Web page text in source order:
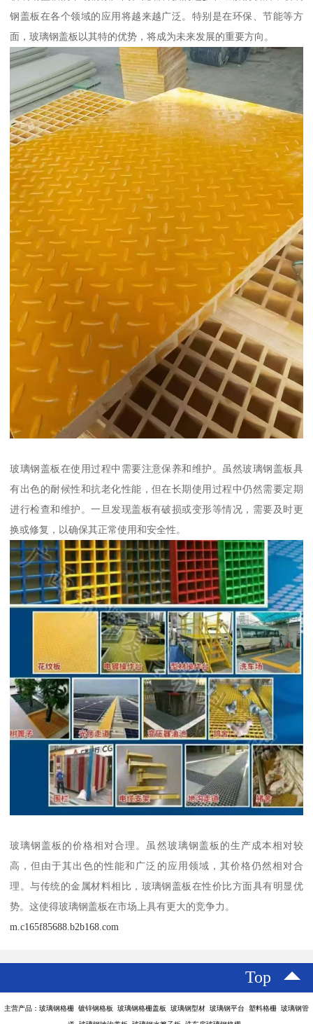
钢盖板在各个领域的应用将越来越广泛。特别是在环保、节能等方
面，玻璃钢盖板以其特的优势，将成为未来发展的重要方向。
玻璃钢盖板在使用过程中需要注意保养和维护。虽然玻璃钢盖板具
有出色的耐候性和抗老化性能，但在长期使用过程中仍然需要定期
进行检查和维护。一旦发现盖板有破损或变形等情况，需要及时更
换或修复，以确保其正常使用和安全性。
玻璃钢盖板的价格相对合理。虽然玻璃钢盖板的生产成本相对较
高，但由于其出色的性能和广泛的应用领域，其价格仍然相对合
理。与传统的金属材料相比，玻璃钢盖板在性价比方面具有明显优
势。这使得玻璃钢盖板在市场上具有更大的竞争力。
m.c165f85688.b2b168.com
Top
主营产品：玻璃钢格栅 镀锌钢格板 玻璃钢格栅盖板 玻璃钢型材 玻璃钢平台 塑料格栅 玻璃钢管